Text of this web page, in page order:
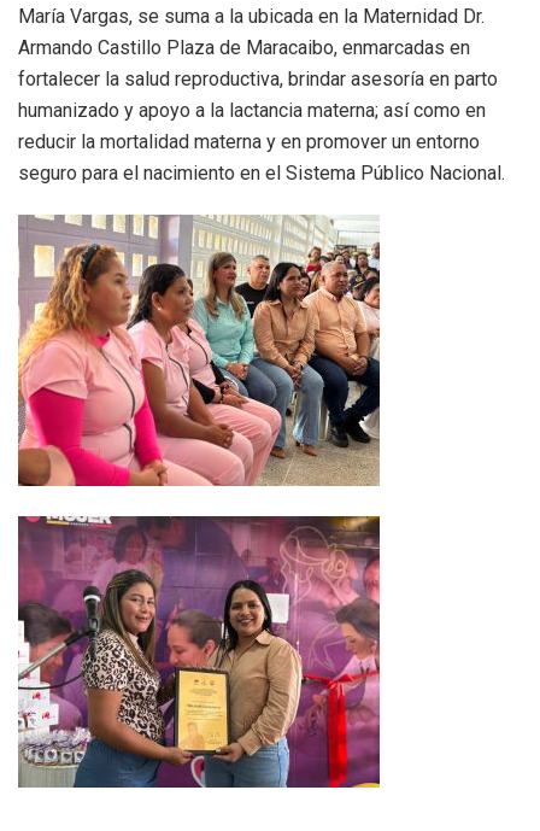
María Vargas, se suma a la ubicada en la Maternidad Dr.
Armando Castillo Plaza de Maracaibo, enmarcadas en
fortalecer la salud reproductiva, brindar asesoría en parto
humanizado y apoyo a la lactancia materna; así como en
reducir la mortalidad materna y en promover un entorno
seguro para el nacimiento en el Sistema Público Nacional.